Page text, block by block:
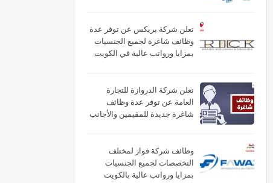
تعلن شركة بريكس عن توفر عدة
وظائف شاغرة لجميع الجنسيات
بمزايا ورواتب عالية في الكويت
تعلن شركة الدروازة للتجارة
العامة عن توفر عدة وظائف
شاغرة جديدة للمقيمين والأجانب
وظائف شركة فواز لمختلف
التخصصات لجميع الجنسيات
بمزايا ورواتب عالية بالكويت